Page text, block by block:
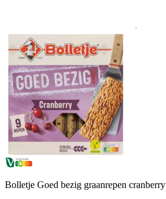
Bolletje Goed bezig graanrepen cranberry